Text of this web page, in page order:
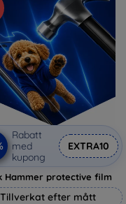
Rabatt
med
kupong
EXTRA10
Hammer protective film
Tillverkat efter mått